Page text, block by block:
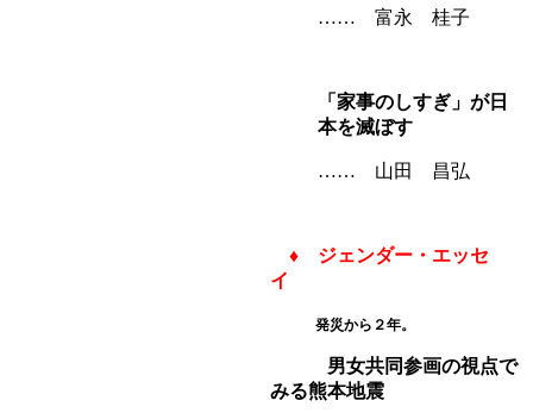
…… 富永 桂子
「家事のしすぎ」が日
本を滅ぼす
…… 山田 昌弘
♦ ジェンダー・エッセ
イ
発災から２年。
男女共同参画の視点で
みる熊本地震